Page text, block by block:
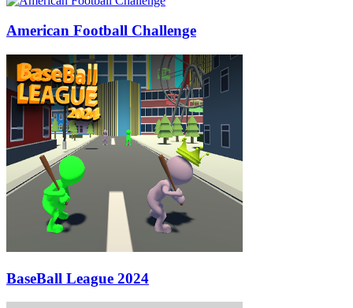
American Football Challenge
BaseBall League 2024